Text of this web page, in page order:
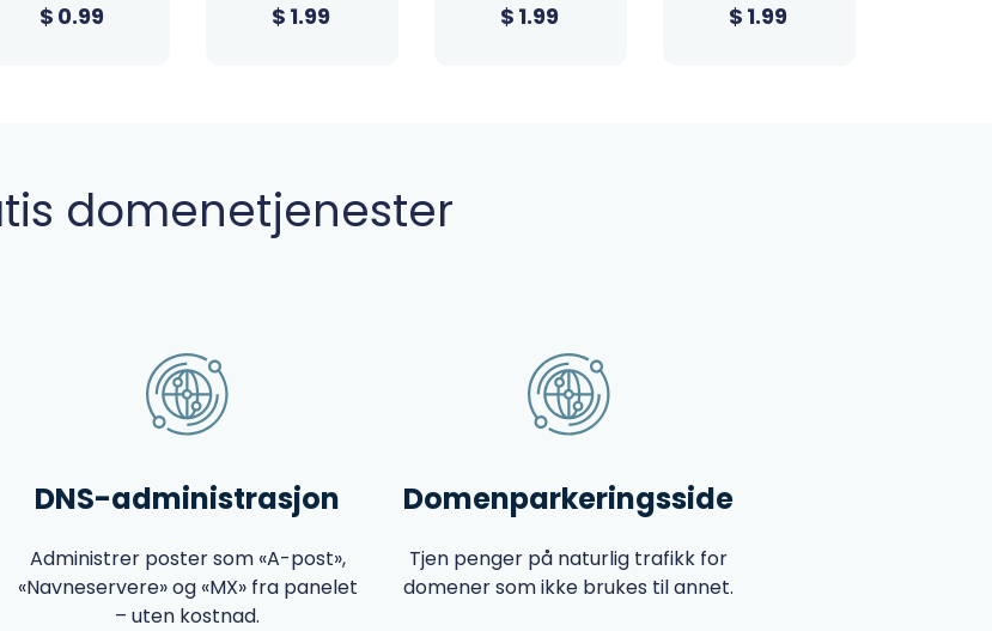
$ 1.99 $ 1.99 $ 1.99 $23.39
domenetjenester
DNS-administrasjon
Administrer poster som «A-post»,
«Navneservere» og «MX» fra panelet
– uten kostnad.
Domenparkeringsside
Tjen penger på naturlig trafikk for
domener som ikke brukes til annet.